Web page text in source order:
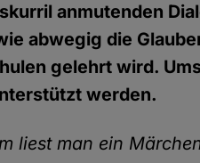
anmutenden
abwegig die
gelehrt wird.
werden.
liest man ein